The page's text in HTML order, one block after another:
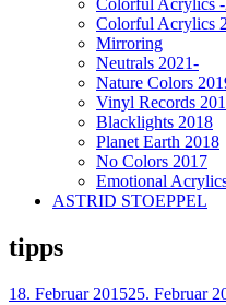
Colorful Acrylics
Mirroring
Neutrals 2021-
Nature Colors
Vinyl Records
Blacklights 2018
Planet Earth 2018
No Colors 2017
Emotional
ASTRID STOEPPEL
tipps
18. Februar 201525. Februar